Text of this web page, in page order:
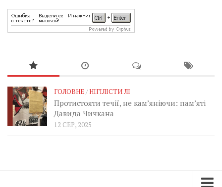
ГОЛОВНЕ/НІГІЛІСТИ ЛІ
Протистояти течії, не кам’яніючи: пам’яті
Давида Чичкана
12 СЕР, 2025